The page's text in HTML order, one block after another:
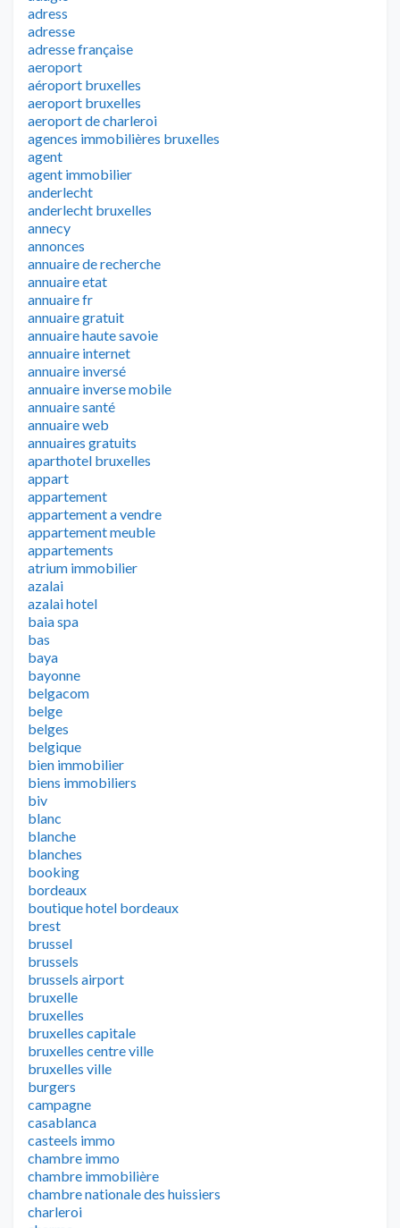
adress
adresse
adresse française
aeroport
aéroport bruxelles
aeroport bruxelles
aeroport de charleroi
agences immobilières bruxelles
agent
agent immobilier
anderlecht
anderlecht bruxelles
annecy
annonces
annuaire de recherche
annuaire etat
annuaire fr
annuaire gratuit
annuaire haute savoie
annuaire internet
annuaire inversé
annuaire inverse mobile
annuaire santé
annuaire web
annuaires gratuits
aparthotel bruxelles
appart
appartement
appartement a vendre
appartement meuble
appartements
atrium immobilier
azalai
azalai hotel
baia spa
bas
baya
bayonne
belgacom
belge
belges
belgique
bien immobilier
biens immobiliers
biv
blanc
blanche
blanches
booking
bordeaux
boutique hotel bordeaux
brest
brussel
brussels
brussels airport
bruxelle
bruxelles
bruxelles capitale
bruxelles centre ville
bruxelles ville
burgers
campagne
casablanca
casteels immo
chambre immo
chambre immobilière
chambre nationale des huissiers
charleroi